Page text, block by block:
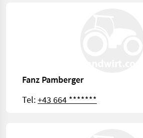
Fanz Pamberger
Tel:+43 664 *******